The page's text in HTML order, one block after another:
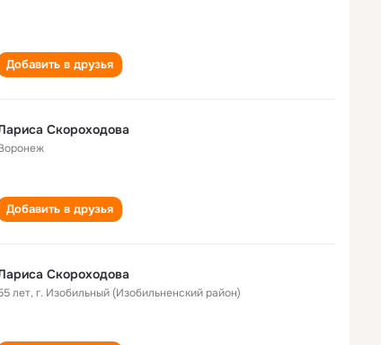
Добавить в друзья
Скороходова
Добавить в друзья
Скороходова
лет,г. Изобильный (Изобильненский район)